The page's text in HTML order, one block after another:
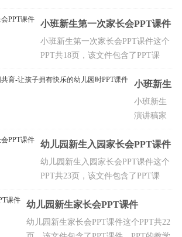
表现，家长分离焦虑的表现，幼儿产生
分离焦虑的原因，家长产生分离焦虑的
原因，分离焦虑会对孩子会造成什么样
迎点击下载。
小班新生第一次家长会PPT课件
小班新生第一次家长会PPT课件这个
PPT共18页，该文件包含了PPT课
接受孩子的分离焦虑，教育教学，安
全工作，家长配合事宜等，欢迎点击
小班新生
演讲稿家
园共育-
有快乐的
幼儿园时
PPT课件
小班新生
演讲稿家
孩子拥有
快乐的幼
儿园时PPT
PPT共16
件包含了
幼儿园新生入园家长会PPT课件
幼儿园新生入园家长会PPT课件这个
PPT共23页，该文件包含了PPT课
何缓解幼儿的分离焦虑，我们的教学
模式及依据，家园沟通方式，具体事
宜等，欢迎点击下载。
幼儿园新生家长会PPT课件
幼儿园新生家长会PPT课件这个PPT共22